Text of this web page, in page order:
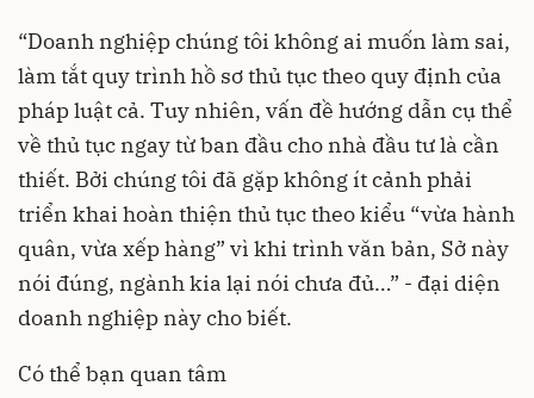
“Doanh nghiệp chúng tôi không ai muốn làm sai,
làm tắt quy trình hồ sơ thủ tục theo quy định của
pháp luật cả. Tuy nhiên, vấn đề hướng dẫn cụ thể
về thủ tục ngay từ ban đầu cho nhà đầu tư là cần
thiết. Bởi chúng tôi đã gặp không ít cảnh phải
triển khai hoàn thiện thủ tục theo kiểu “vừa hành
quân, vừa xếp hàng” vì khi trình văn bản, Sở này
nói đúng, ngành kia lại nói chưa đủ…” - đại diện
doanh nghiệp này cho biết.
Có thể bạn quan tâm